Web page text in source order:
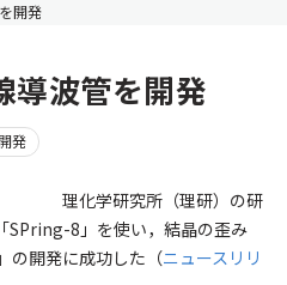
開発
導波管を開発
発
理化学研究所（理研）の研
SPring-8」を使い，結晶の歪み
の開発に成功した（ニュースリリ